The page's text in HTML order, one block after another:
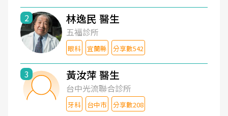
2 林逸民 醫生
五福診所
眼科 宜蘭縣 分享數542
3 黃汝萍 醫生
台中光流聯合診所
牙科 台中市 分享數208